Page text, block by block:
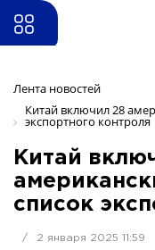
Лента новостей
Китай включил 28
экспортного контроля
Китай
список
/ 2 января 2025 11:59